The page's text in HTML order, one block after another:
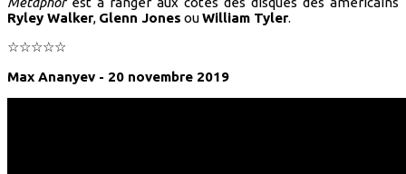
Ryley Walker, Glenn Jones ouWilliam Tyler.
☆☆☆☆☆
Max Ananyev - 20 novembre 2019